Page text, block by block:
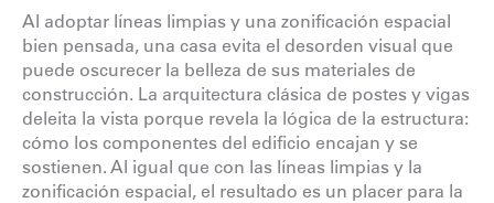
Al adoptar líneas limpias y una zonificación espacial
bien pensada, una casa evita el desorden visual que
puede oscurecer la belleza de sus materiales de
construcción. La arquitectura clásica de postes y vigas
deleita la vista porque revela la lógica de la estructura:
cómo los componentes del edificio encajan y se
sostienen. Al igual que con las líneas limpias y la
zonificación espacial, el resultado es un placer para la